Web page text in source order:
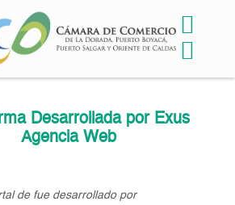
Desarrollada por Exus
Agencia Web
de fue desarrollado por